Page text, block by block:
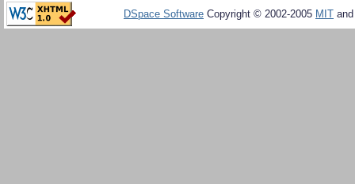
DSpace Software Copyright © 2002-2005 MIT